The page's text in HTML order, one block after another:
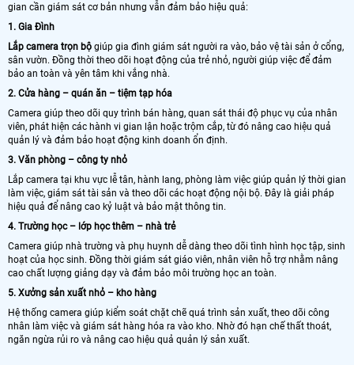
gian cần giám sát cơ bản nhưng vẫn đảm bảo hiệu quả:
1. Gia Đình
Lắp camera trọn bộ giúp gia đình giám sát người ra vào, bảo vệ tài sản ở cổng,
sân vườn. Đồng thời theo dõi hoạt động của trẻ nhỏ, người giúp việc để đảm
bảo an toàn và yên tâm khi vắng nhà.
2. Cửa hàng – quán ăn – tiệm tạp hóa
Camera giúp theo dõi quy trình bán hàng, quan sát thái độ phục vụ của nhân
viên, phát hiện các hành vi gian lận hoặc trộm cắp, từ đó nâng cao hiệu quả
quản lý và đảm bảo hoạt động kinh doanh ổn định.
3. Văn phòng – công ty nhỏ
Lắp camera tại khu vực lễ tân, hành lang, phòng làm việc giúp quản lý thời gian
làm việc, giám sát tài sản và theo dõi các hoạt động nội bộ. Đây là giải pháp
hiệu quả để nâng cao kỷ luật và bảo mật thông tin.
4. Trường học – lớp học thêm – nhà trẻ
Camera giúp nhà trường và phụ huynh dễ dàng theo dõi tình hình học tập, sinh
hoạt của học sinh. Đồng thời giám sát giáo viên, nhân viên hỗ trợ nhằm nâng
cao chất lượng giảng dạy và đảm bảo môi trường học an toàn.
5. Xưởng sản xuất nhỏ – kho hàng
Hệ thống camera giúp kiểm soát chặt chẽ quá trình sản xuất, theo dõi công
nhân làm việc và giám sát hàng hóa ra vào kho. Nhờ đó hạn chế thất thoát,
ngăn ngừa rủi ro và nâng cao hiệu quả quản lý sản xuất.